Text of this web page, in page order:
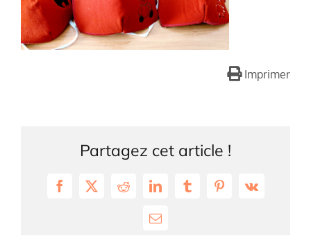
Imprimer
Partagez cet article !
Facebook
X RedditLinkedInTumblrPinterest
Vk
Email